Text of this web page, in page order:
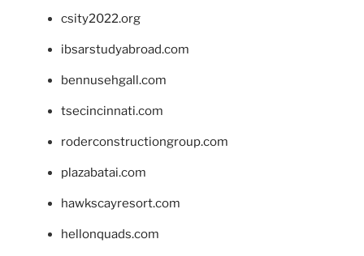
csity2022.org
ibsarstudyabroad.com
bennusehgall.com
tsecincinnati.com
roderconstructiongroup.com
plazabatai.com
hawkscayresort.com
hellonquads.com